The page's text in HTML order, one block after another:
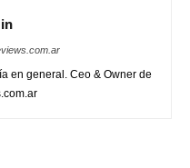
en general. Ceo & Owner de